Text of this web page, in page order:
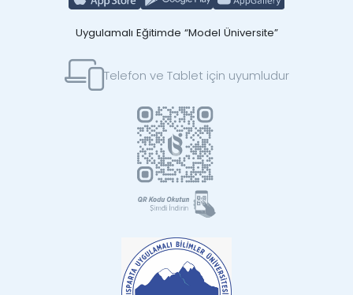
Uygulamalı Eğitimde “Model Üniversite”
Telefon ve Tablet için uyumludur